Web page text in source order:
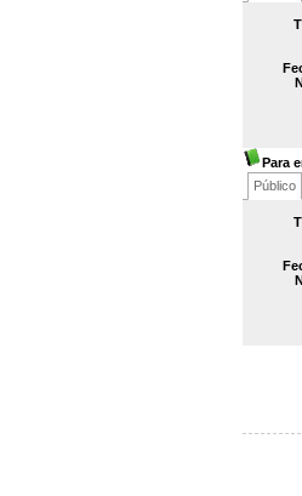
Para
Público